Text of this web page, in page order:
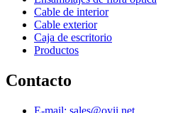
Cable de interior
Cable exterior
Caja de escritorio
Productos
Contacto